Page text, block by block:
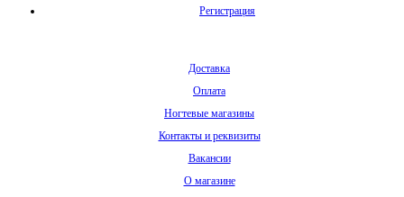
Регистрация
Доставка
Оплата
Ногтевые магазины
Контакты и реквизиты
Вакансии
О магазине